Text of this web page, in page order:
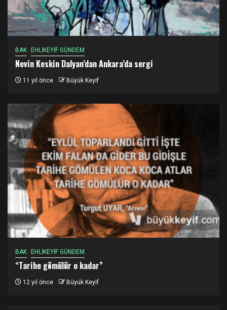
BAK EHLİKEYİF GÜNDEM
Nevin Keskin Dalyan’dan Ankara’da sergi
11 yıl önce Büyük Keyif
BAK EHLİKEYİF GÜNDEM
“Tarihe gömülür o kadar”
12 yıl önce Büyük Keyif